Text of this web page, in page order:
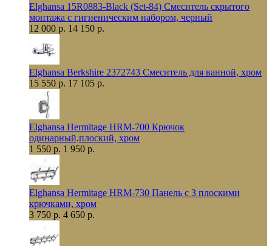
Elghansa 15R0883-Black (Set-84) Смеситель скрытого
монтажа с гигиеническим набором, черный
12 000 р. 14 150 р.
Elghansa Berkshire 2372743 Смеситель для ванной, хром
15 550 р. 17 105 р.
Elghansa Hermitage HRM-700 Крючок
одинарный,плоский, хром
1 550 р. 1 950 р.
Elghansa Hermitage HRM-730 Панель с 3 плоскими
крючками, хром
3 750 р. 4 650 р.